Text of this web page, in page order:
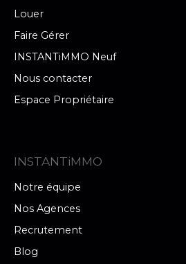
Louer
Faire Gérer
INSTANTiMMO Neuf
Nous contacter
Espace Propriétaire
INSTANTiMMO
Notre équipe
Nos Agences
Recrutement
Blog